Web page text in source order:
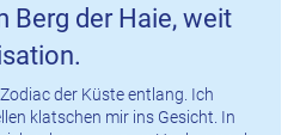
Berg der Haie, weit
der Küste entlang. Ich
klatschen mir ins Gesicht. In